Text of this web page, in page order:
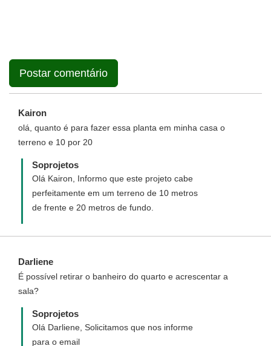
Kairon
olá, quanto é para fazer essa planta em minha casa o
terreno e 10 por 20
Soprojetos
Olá Kairon, Informo que este projeto cabe
perfeitamente em um terreno de 10 metros
de frente e 20 metros de fundo.
Darliene
É possível retirar o banheiro do quarto e acrescentar a
sala?
Soprojetos
Olá Darliene, Solicitamos que nos informe
para o email